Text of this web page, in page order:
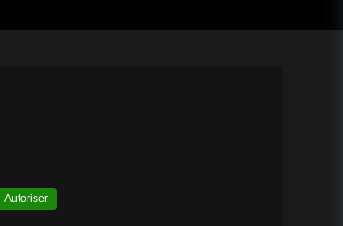
Autoriser